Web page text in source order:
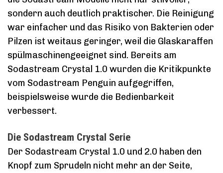
sondern auch deutlich praktischer. Die Reinigung
war einfacher und das Risiko von Bakterien oder
Pilzen ist weitaus geringer, weil die Glaskaraffen
spülmaschinengeeignet sind. Bereits am
Sodastream Crystal 1.0 wurden die Kritikpunkte
vom Sodastream Penguin aufgegriffen,
beispielsweise wurde die Bedienbarkeit
verbessert.
Die Sodastream Crystal Serie
Der Sodastream Crystal 1.0 und 2.0 haben den
Knopf zum Sprudeln nicht mehr an der Seite,